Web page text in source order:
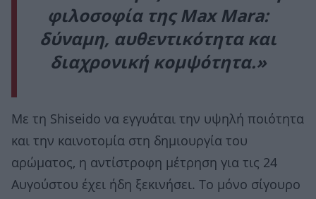
φιλοσοφία της Max Mara:
δύναμη, αυθεντικότητα και
διαχρονική κομψότητα.»
Με τη Shiseido να εγγυάται την υψηλή ποιότητα
και την καινοτομία στη δημιουργία του
αρώματος, η αντίστροφη μέτρηση για τις 24
Αυγούστου έχει ήδη ξεκινήσει. Το μόνο σίγουρο